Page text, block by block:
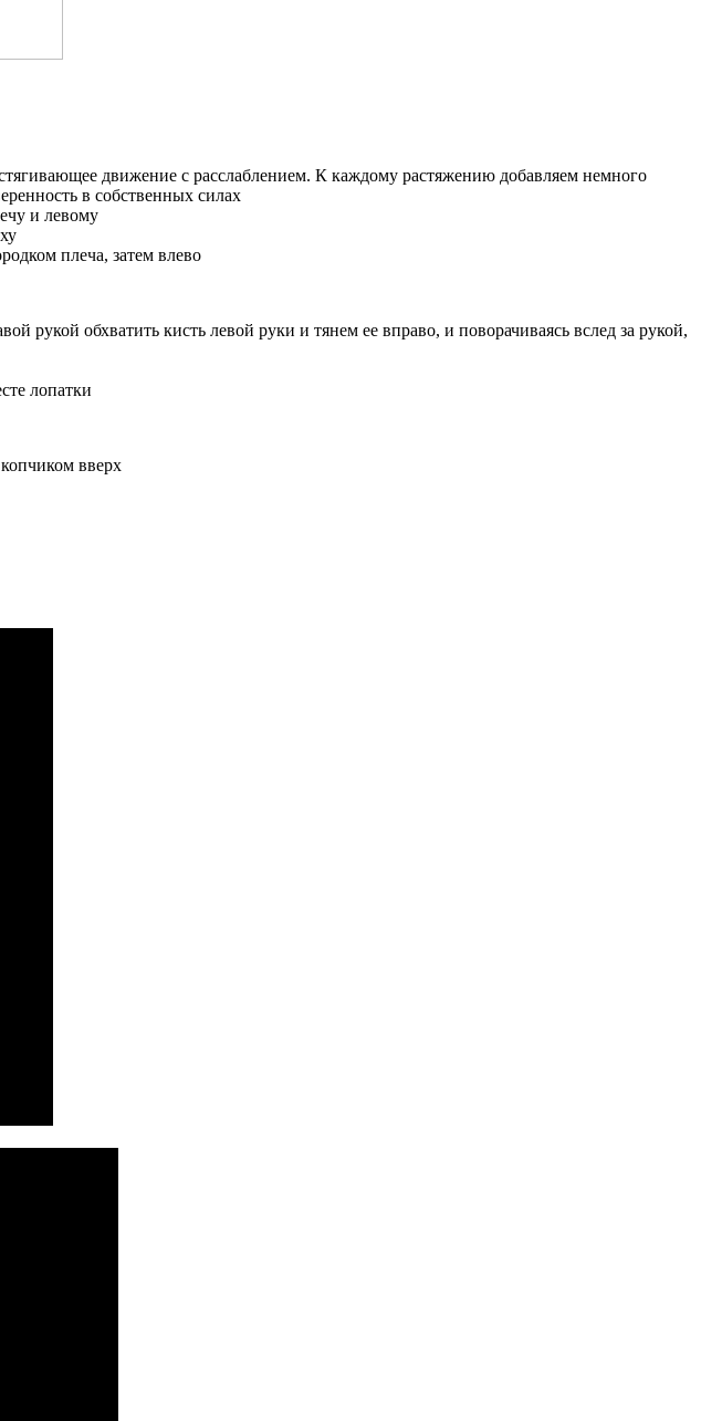
движение с расслаблением. К каждому растяжению добавляем немного
в собственных силах
и левому
плеча, затем влево
рукой обхватить кисть левой руки и тянем ее вправо, и поворачиваясь вслед за рукой,
лопатки
вверх